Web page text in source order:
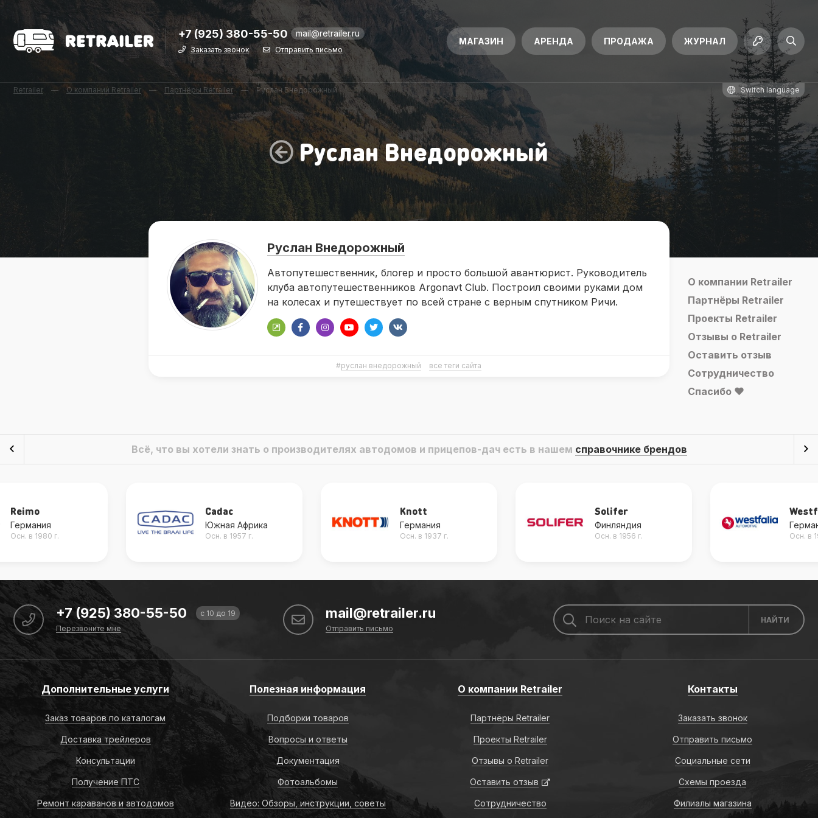
+7 (925) 380-55-50 mail@retrailer.ru
Заказать звонок Отправить письмо
МАГАЗИН АРЕНДА ПРОДАЖА ЖУРНАЛ
Retrailer — О компании Retrailer — Партнёры Retrailer — Руслан Внедорожный Switch language
Руслан Внедорожный
О компании Retrailer
Партнёры Retrailer
Проекты Retrailer
Отзывы о Retrailer
Оставить отзыв
Сотрудничество
Спасибо ❤
Руслан Внедорожный
Автопутешественник, блогер и просто большой авантюрист. Руководитель
клуба автопутешественников Argonavt Club. Построил своими руками дом
на колесах и путешествует по всей стране с верным спутником Ричи.
#руслан внедорожный все теги сайта
Всё, что вы хотели знать о производителях автодомов и прицепов-дач есть в нашем справочнике брендов
Reimo
Германия
Осн. в 1980 г.
Cadac
Южная Африка
Осн. в 1957 г.
Knott
Германия
Осн. в 1937 г.
Solifer
Финляндия
Осн. в 1956 г. Осн. в
+7 (925) 380-55-50
с 10 до 19
Перезвоните мне
mail@retrailer.ru
Отправить письмо
Дополнительные услуги
Заказ товаров по каталогам
Доставка трейлеров
Консультации
Получение ПТС
Ремонт караванов и автодомов
Полезная информация
Подборки товаров
Вопросы и ответы
Документация
Фотоальбомы
Видео: Обзоры, инструкции, советы
О компании Retrailer
Партнёры Retrailer
Проекты Retrailer
Отзывы о Retrailer
Оставить отзыв
Сотрудничество
Контакты
Заказать звонок
Отправить письмо
Социальные сети
Схемы проезда
Филиалы магазина